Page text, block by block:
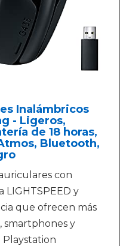
Inalámbricos
- Ligeros,
de 18 horas,
Bluetooth,
con
LIGHTSPEED y
que ofrecen más
smartphones y
Playstation